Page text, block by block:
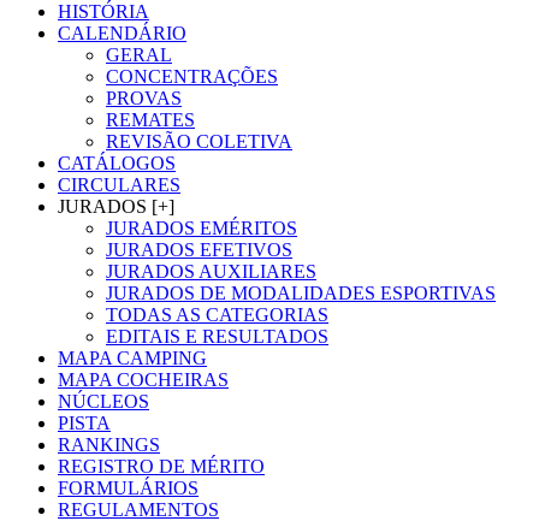
HISTÓRIA
CALENDÁRIO
GERAL
CONCENTRAÇÕES
PROVAS
REMATES
REVISÃO COLETIVA
CATÁLOGOS
CIRCULARES
JURADOS [+]
JURADOS EMÉRITOS
JURADOS EFETIVOS
JURADOS AUXILIARES
JURADOS DE MODALIDADES ESPORTIVAS
TODAS AS CATEGORIAS
EDITAIS E RESULTADOS
MAPA CAMPING
MAPA COCHEIRAS
NÚCLEOS
PISTA
RANKINGS
REGISTRO DE MÉRITO
FORMULÁRIOS
REGULAMENTOS